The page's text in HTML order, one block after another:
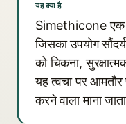
यह क्या है
Simethicone एक
जिसका उपयोग
को चिकना,
यह त्वचा पर
करने वाला माना